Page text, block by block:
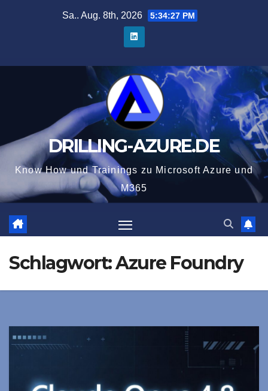
Sa.. Aug. 8th, 2026 5:34:27 PM
DRILLING-AZURE.DE
Know How und Trainings zu Microsoft Azure und
M365
Schlagwort:Azure Foundry